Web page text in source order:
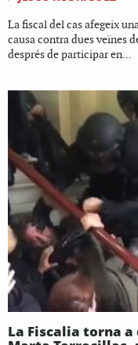
La fiscal del cas afegeix
causa contra dues veïnes
després de participar en...
La Fiscalia torna